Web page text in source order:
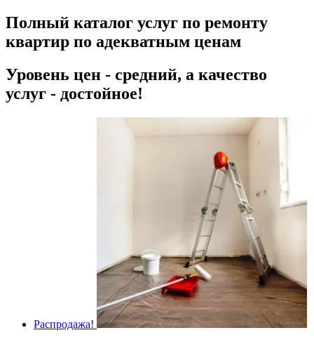
Полный каталог услуг по ремонту
квартир по адекватным ценам
Уровень цен - средний, а качество
услуг - достойное!
Распродажа!